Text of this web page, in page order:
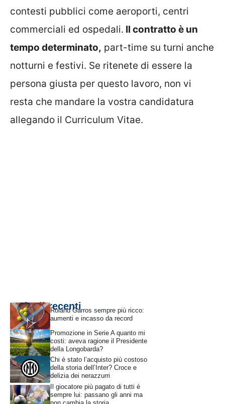
contesti pubblici come aeroporti, centri
commerciali ed ospedali. Il contratto è un
tempo determinato, part-time su turni anche
notturni e festivi. Se ritenete di essere la
persona giusta per questo lavoro, non vi
resta che mandare la vostra candidatura
allegando il Curriculum Vitae.
Articoli recentiRoland Garros sempre più ricco:
aumenti e incasso da record
Promozione in Serie A quanto mi
costi: aveva ragione il Presidente
della Longobarda?
Chi è stato l’acquisto più costoso
della storia dell’Inter? Croce e
delizia dei nerazzurri
Il giocatore più pagato di tutti è
sempre lui: passano gli anni ma